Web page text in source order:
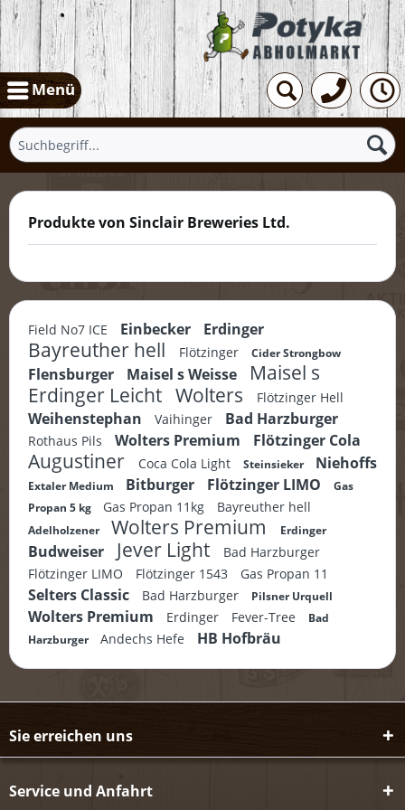
Menü
Produkte von Sinclair Breweries Ltd.
Field No7 ICE Einbecker Erdinger
Bayreuther hell Flötzinger Cider Strongbow
Flensburger Maisel s Weisse
Maisel s
Erdinger Leicht Wolters Flötzinger Hell
Weihenstephan Vaihinger Bad Harzburger
Rothaus Pils Wolters Premium Flötzinger Cola
Augustiner Coca Cola Light Steinsieker Niehoffs
Extaler Medium Bitburger Flötzinger LIMO
Gas
Propan 5 kg
Gas Propan 11kg Bayreuther hell
Adelholzener Wolters Premium Erdinger
Budweiser Jever Light
Bad Harzburger
Flötzinger LIMO
Flötzinger 1543 Gas Propan 11
Selters Classic Bad Harzburger Pilsner Urquell
Wolters Premium Erdinger Fever-Tree
Bad
Harzburger
Andechs Hefe HB Hofbräu
Sie erreichen uns
Service und Anfahrt